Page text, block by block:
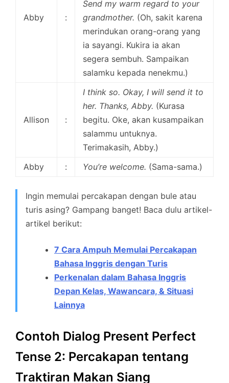
Abby :
Send my warm regard to your
grandmother. (Oh, sakit karena
merindukan orang-orang yang
ia sayangi. Kukira ia akan
segera sembuh. Sampaikan
salamku kepada nenekmu.)
Allison :
I think so. Okay, I will send it to
her. Thanks, Abby. (Kurasa
begitu. Oke, akan kusampaikan
salammu untuknya.
Terimakasih, Abby.)
Abby
: You’re welcome. (Sama-sama.)
Ingin memulai percakapan dengan bule atau
turis asing? Gampang banget! Baca dulu artikel-
artikel berikut:
7 Cara Ampuh Memulai Percakapan
Bahasa Inggris dengan Turis
Perkenalan dalam Bahasa Inggris
Depan Kelas, Wawancara, & Situasi
Lainnya
Contoh Dialog Present Perfect
Tense 2: Percakapan tentang
Traktiran Makan Siang